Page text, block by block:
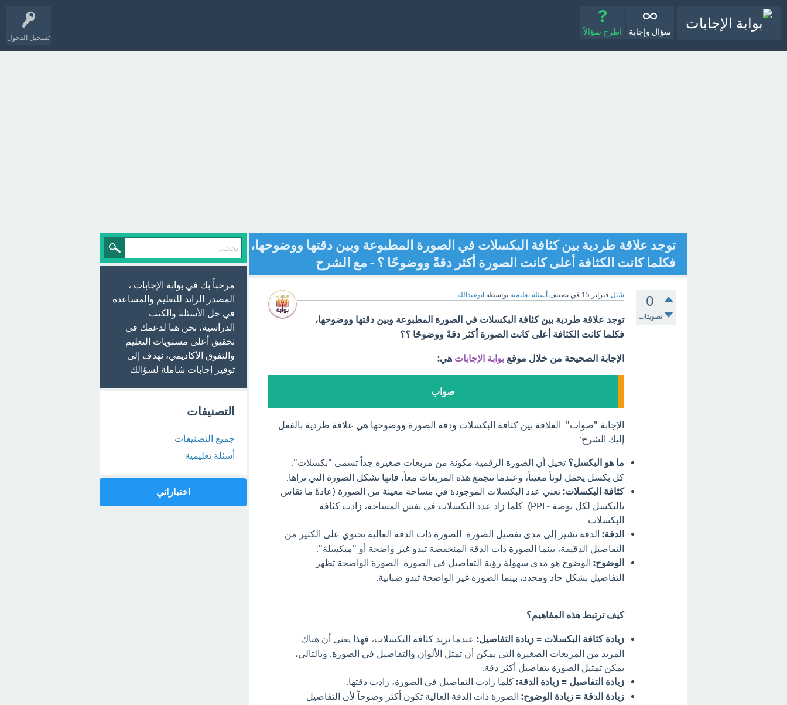
تسجيل الدخول
سؤال وإجابة اطرح سؤالاً
توجد علاقة طردية بين كثافة البكسلات في الصورة المطبوعة وبين دقتها ووضوحها،
فكلما كانت الكثافة أعلى كانت الصورة أكثر دقةً ووضوحًا ؟ - مع الشرح
0
تصويتات
سُئل فبراير 15 في تصنيف أسئلة تعليمية بواسطة ابوعبدالله
توجد علاقة طردية بين كثافة البكسلات في الصورة المطبوعة وبين دقتها ووضوحها،
فكلما كانت الكثافة أعلى كانت الصورة أكثر دقةً ووضوحًا ؟؟
الإجابة الصحيحة من خلال موقع بوابة الإجابات هي:
صواب
الإجابة "صواب". العلاقة بين كثافة البكسلات ودقة الصورة ووضوحها هي علاقة طردية بالفعل.
إليك الشرح:
ما هو البكسل؟ تخيل أن الصورة الرقمية مكونة من مربعات صغيرة جداً تسمى "بكسلات".
كل بكسل يحمل لوناً معيناً، وعندما تتجمع هذه المربعات معاً، فإنها تشكل الصورة التي نراها.
كثافة البكسلات: تعني عدد البكسلات الموجودة في مساحة معينة من الصورة (عادةً ما تقاس
بالبكسل لكل بوصة - PPI). كلما زاد عدد البكسلات في نفس المساحة، زادت كثافة
البكسلات.
الدقة: الدقة تشير إلى مدى تفصيل الصورة. الصورة ذات الدقة العالية تحتوي على الكثير من
التفاصيل الدقيقة، بينما الصورة ذات الدقة المنخفضة تبدو غير واضحة أو "مبكسلة".
الوضوح: الوضوح هو مدى سهولة رؤية التفاصيل في الصورة. الصورة الواضحة تظهر
التفاصيل بشكل حاد ومحدد، بينما الصورة غير الواضحة تبدو ضبابية.
كيف ترتبط هذه المفاهيم؟
زيادة كثافة البكسلات = زيادة التفاصيل: عندما تزيد كثافة البكسلات، فهذا يعني أن هناك
المزيد من المربعات الصغيرة التي يمكن أن تمثل الألوان والتفاصيل في الصورة. وبالتالي،
يمكن تمثيل الصورة بتفاصيل أكثر دقة.
زيادة التفاصيل = زيادة الدقة: كلما زادت التفاصيل في الصورة، زادت دقتها.
زيادة الدقة = زيادة الوضوح: الصورة ذات الدقة العالية تكون أكثر وضوحاً لأن التفاصيل
مرحباً بك في بوابة الإجابات ،
المصدر الرائد للتعليم والمساعدة
في حل الأسئلة والكتب
الدراسية، نحن هنا لدعمك في
تحقيق أعلى مستويات التعليم
والتفوق الأكاديمي، نهدف إلى
توفير إجابات شاملة لسؤالك
التصنيفات
جميع التصنيفات
أسئلة تعليمية
اختباراتي